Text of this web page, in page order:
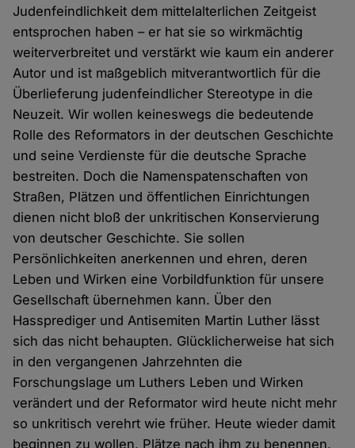
Judenfeindlichkeit dem mittelalterlichen Zeitgeist
entsprochen haben – er hat sie so wirkmächtig
weiterverbreitet und verstärkt wie kaum ein anderer
Autor und ist maßgeblich mitverantwortlich für die
Überlieferung judenfeindlicher Stereotype in die
Neuzeit. Wir wollen keineswegs die bedeutende
Rolle des Reformators in der deutschen Geschichte
und seine Verdienste für die deutsche Sprache
bestreiten. Doch die Namenspatenschaften von
Straßen, Plätzen und öffentlichen Einrichtungen
dienen nicht bloß der unkritischen Konservierung
von deutscher Geschichte. Sie sollen
Persönlichkeiten anerkennen und ehren, deren
Leben und Wirken eine Vorbildfunktion für unsere
Gesellschaft übernehmen kann. Über den
Hassprediger und Antisemiten Martin Luther lässt
sich das nicht behaupten. Glücklicherweise hat sich
in den vergangenen Jahrzehnten die
Forschungslage um Luthers Leben und Wirken
verändert und der Reformator wird heute nicht mehr
so unkritisch verehrt wie früher. Heute wieder damit
beginnen zu wollen, Plätze nach ihm zu benennen,